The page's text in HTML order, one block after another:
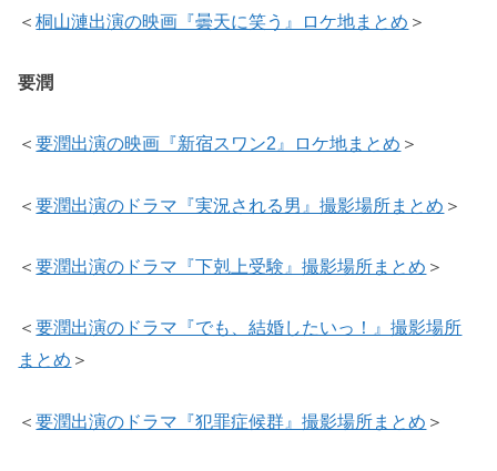
＜桐山漣出演の映画『曇天に笑う』ロケ地まとめ ＞
要潤
＜要潤出演の映画『新宿スワン2』ロケ地まとめ ＞
＜要潤出演のドラマ『実況される男』撮影場所まとめ ＞
＜要潤出演のドラマ『下剋上受験』撮影場所まとめ ＞
＜要潤出演のドラマ『でも、結婚したいっ！』撮影場所
まとめ ＞
＜要潤出演のドラマ『犯罪症候群』撮影場所まとめ ＞